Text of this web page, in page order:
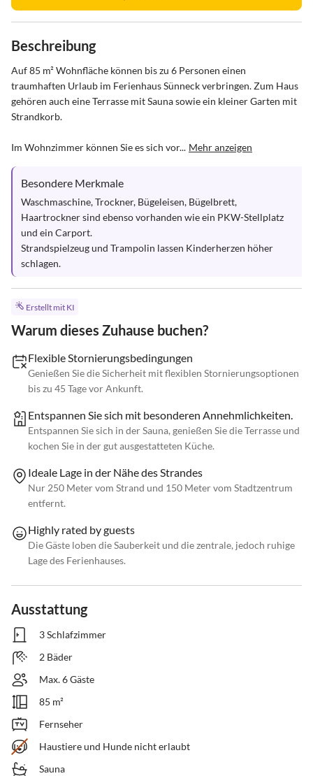
Beschreibung
Auf 85 m² Wohnfläche können bis zu 6 Personen einen
traumhaften Urlaub im Ferienhaus Sünneck verbringen. Zum Haus
gehören auch eine Terrasse mit Sauna sowie ein kleiner Garten mit
Strandkorb.
Im Wohnzimmer können Sie es sich vor... Mehr anzeigen
Besondere Merkmale
Waschmaschine, Trockner, Bügeleisen, Bügelbrett,
Haartrockner sind ebenso vorhanden wie ein PKW-Stellplatz
und ein Carport.
Strandspielzeug und Trampolin lassen Kinderherzen höher
schlagen.
Erstellt mit KI
Warum dieses Zuhause buchen?
Flexible Stornierungsbedingungen
Genießen Sie die Sicherheit mit flexiblen Stornierungsoptionen
bis zu 45 Tage vor Ankunft.
Entspannen Sie sich mit besonderen Annehmlichkeiten.
Entspannen Sie sich in der Sauna, genießen Sie die Terrasse und
kochen Sie in der gut ausgestatteten Küche.
Ideale Lage in der Nähe des Strandes
Nur 250 Meter vom Strand und 150 Meter vom Stadtzentrum
entfernt.
Highly rated by guests
Die Gäste loben die Sauberkeit und die zentrale, jedoch ruhige
Lage des Ferienhauses.
Ausstattung
3 Schlafzimmer
2 Bäder
Max. 6 Gäste
85 m²
Fernseher
Haustiere und Hunde nicht erlaubt
Sauna